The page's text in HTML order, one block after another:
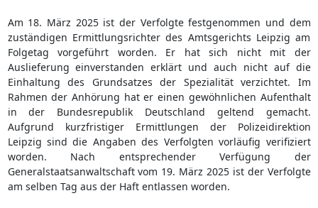
Am 18. März 2025 ist der Verfolgte festgenommen und dem
zuständigen Ermittlungsrichter des Amtsgerichts Leipzig am
Folgetag vorgeführt worden. Er hat sich nicht mit der
Auslieferung einverstanden erklärt und auch nicht auf die
Einhaltung des Grundsatzes der Spezialität verzichtet. Im
Rahmen der Anhörung hat er einen gewöhnlichen Aufenthalt
in der Bundesrepublik Deutschland geltend gemacht.
Aufgrund kurzfristiger Ermittlungen der Polizeidirektion
Leipzig sind die Angaben des Verfolgten vorläufig verifiziert
worden. Nach entsprechender Verfügung der
Generalstaatsanwaltschaft vom 19. März 2025 ist der Verfolgte
am selben Tag aus der Haft entlassen worden.